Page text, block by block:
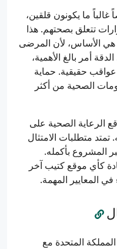
ما يكونون قلقين،
تتعلق بصحتهم. هذا
هي الأساس، لأن المرضى
أمر بالغ الأهمية،
عواقب حقيقية. حماية
الصحية من أكثر
الرعاية الصحية على
متطلبات الامتثال
المشروع بأكمله.
كأي موقع كتيب آخر
المعايير المهمة.
المتحدة مع